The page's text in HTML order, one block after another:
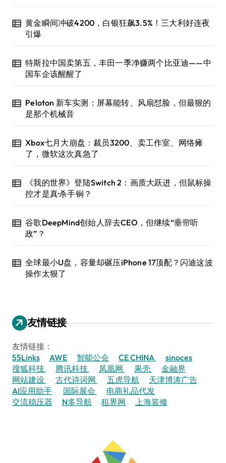
黄金瞬间冲破4200，白银狂飙3.5%！三大利好连夜
引爆
特斯拉中国卖第五，丰田一季净赚两个比亚迪——中
国车企该醒醒了
Peloton 新车实测：屏幕能转、风扇怼脸，但最狠的
是那个机械音
Xbox七月大崩盘：裁员3200、卖工作室、网络瘫
了，微软这次真急了
《我的世界》登陆Switch 2：画质大跃进，但鼠标操
控才是真·杀手锏？
谷歌DeepMind创始人辞去CEO，但继续“垂帘听
政”？
全球最小U盘，容量却碾压iPhone 17顶配？闪迪这波
操作太狠了
友情链接
友情链接：
55Links
AWE 智能公会 CE CHINA
sinoces
搜狐科技
腾讯科技 凤凰网 果壳
金融界
网站建设
古代诗词网 五虎导航
天津博涛广告
AI应用助手
国际展会
电商礼品代发
交流稳压器
N多导航 租界网 上海装修